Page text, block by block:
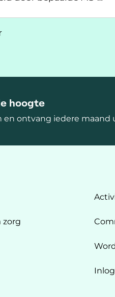
over Waarom hebben
hoogte
en ontvang iedere maand
zorg